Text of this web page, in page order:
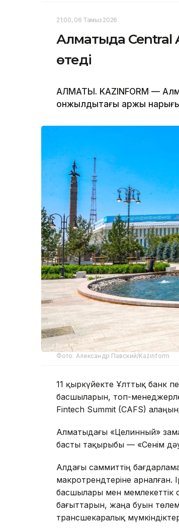
21:00, 06 Тамыз 2026
Алматыда Central
өтеді
АЛМАТЫ. KAZINFORM —
онжылдықтағы қаржы
Фото: Александр Павский/Kazinform
11 қыркүйекте Ұлттық банк
басшыларын, топ-
Fintech Summit (CAFS)
Алматыдағы «Целинный»
басты тақырыбы — «Сенім
Алдағы саммиттің
макротрендтеріне
басшылары мен мемлекеттік
бағыттарын, жаңа буын
трансшекаралық